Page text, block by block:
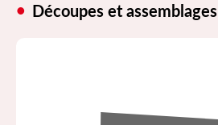
Découpes et assemblages